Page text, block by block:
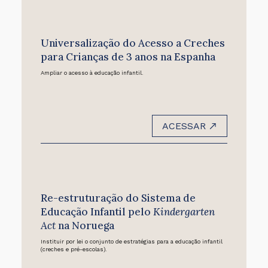
Universalização do Acesso a Creches
para Crianças de 3 anos na Espanha
Ampliar o acesso à educação infantil.
ACESSAR
Re-estruturação do Sistema de
Educação Infantil pelo Kindergarten
Actna Noruega
Instituir por lei o conjunto de estratégias para a educação infantil
(creches e pré-escolas).